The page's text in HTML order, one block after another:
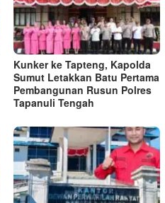
Kunker ke Tapteng, Kapolda
Sumut Letakkan Batu Pertama
Pembangunan Rusun Polres
Tapanuli Tengah